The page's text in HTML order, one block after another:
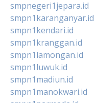
smpnegeri1jepara.id
smpn1karanganyar.id
smpn1kendari.id
smpn1kranggan.id
smpn1lamongan.id
smpn1luwuk.id
smpn1madiun.id
smpn1manokwari.id